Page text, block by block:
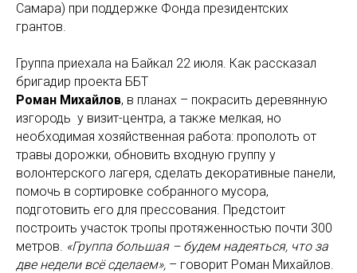
Самара) при поддержке Фонда президентских
грантов.
Группа приехала на Байкал 22 июля. Как рассказал
бригадир проекта ББТ
Роман Михайлов, в планах – покрасить деревянную
изгородь у визит-центра, а также мелкая, но
необходимая хозяйственная работа: прополоть от
травы дорожки, обновить входную группу у
волонтерского лагеря, сделать декоративные панели,
помочь в сортировке собранного мусора,
подготовить его для прессования. Предстоит
построить участок тропы протяженностью почти 300
метров. «Группа большая – будем надеяться, что за
две недели всё сделаем», – говорит Роман Михайлов.